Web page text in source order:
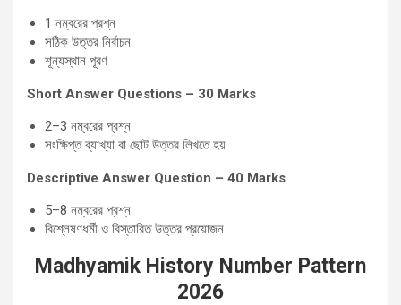
1 নম্বরের প্রশ্ন
সঠিক উত্তর নির্বাচন
শূন্যস্থান পূরণ
Short Answer Questions – 30 Marks
2–3 নম্বরের প্রশ্ন
সংক্ষিপ্ত ব্যাখ্যা বা ছোট উত্তর লিখতে হয়
Descriptive Answer Question – 40 Marks
5–8 নম্বরের প্রশ্ন
বিশ্লেষণধর্মী ও বিস্তারিত উত্তর প্রয়োজন
Madhyamik History Number Pattern
2026